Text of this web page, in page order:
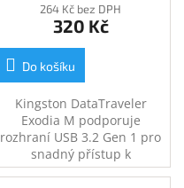
264 Kč bez DPH
320 Kč
Do košíku
Kingston DataTraveler
Exodia M podporuje
rozhraní USB 3.2 Gen 1 pro
snadný přístup k
notebookům, stolním